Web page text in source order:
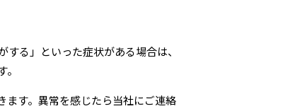
る」といった症状がある場合は、
ます。異常を感じたら当社にご連絡